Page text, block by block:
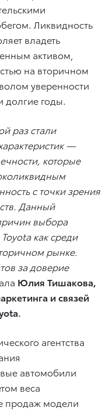
Ликвидность
владеть
активом,
на вторичном
уверенности
долгие годы.
раз стали
—
которые
с точки зрения
Данный
выбора
как среди
рынке.
за доверие
Юлия Тишакова,
и связей
агентства
автомобили
веса
продаж модели